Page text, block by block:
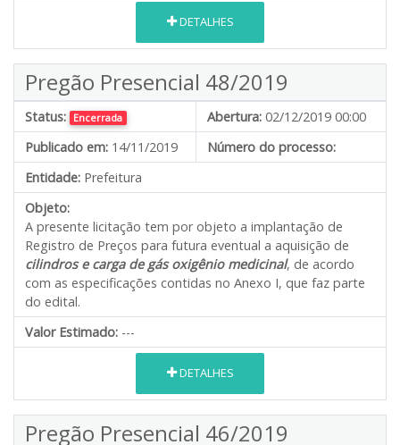
DETALHES
Pregão Presencial 48/2019
Status: Encerrada Abertura: 02/12/2019 00:00
Publicado em: 14/11/2019
Número do processo:
Entidade: Prefeitura
Objeto:
A presente licitação tem por objeto a implantação de
Registro de Preços para futura eventual a aquisição de
cilindros e carga de gás oxigênio medicinal, de acordo
com as especificações contidas no Anexo I, que faz parte
do edital.
Valor Estimado: ---
DETALHES
Pregão Presencial 46/2019